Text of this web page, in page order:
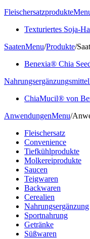
Fleischersatzprodukte
Texturiertes Soja-
SaatenMenu/Produkte/
Benexia® Chia
Nahrungsergänzungsmittel
ChiaMucil® von
AnwendungenMenu/
Fleischersatz
Convenience
Tiefkühlprodukte
Molkereiprodukte
Saucen
Teigwaren
Backwaren
Cerealien
Nahrungsergänzung
Sportnahrung
Getränke
Süßwaren